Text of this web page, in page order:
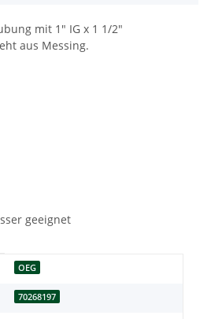
mit 1" IG x 1 1/2"
aus Messing.
geeignet
OEG
70268197